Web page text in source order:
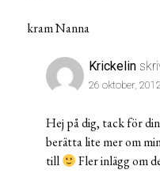
kram Nanna
Krickelin
26 oktober,
Hej på dig, tack för
berätta lite mer om
till
Fler inlägg om